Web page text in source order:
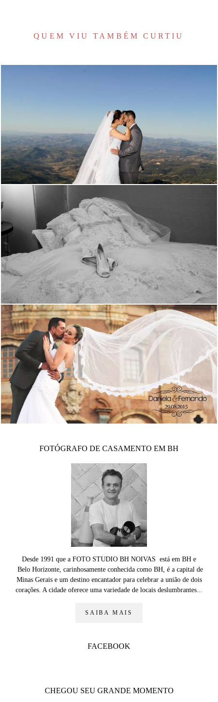
QUEM VIU TAMBÉM CURTIU
3060
1
2660 10
FOTÓGRAFO DE CASAMENTO EM BH
Desde 1991 que a FOTO STUDIO BH NOIVAS está em BH e
Belo Horizonte, carinhosamente conhecida como BH, é a capital de
Minas Gerais e um destino encantador para celebrar a união de dois
corações. A cidade oferece uma variedade de locais deslumbrantes...
SAIBA MAIS
FACEBOOK
CHEGOU SEU GRANDE MOMENTO